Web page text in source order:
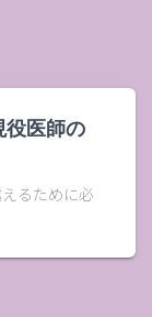
役医師の
るために必